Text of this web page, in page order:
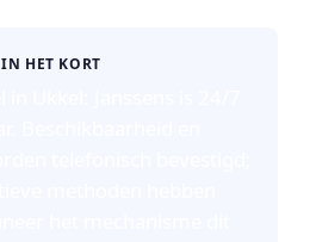
IN HET KORT